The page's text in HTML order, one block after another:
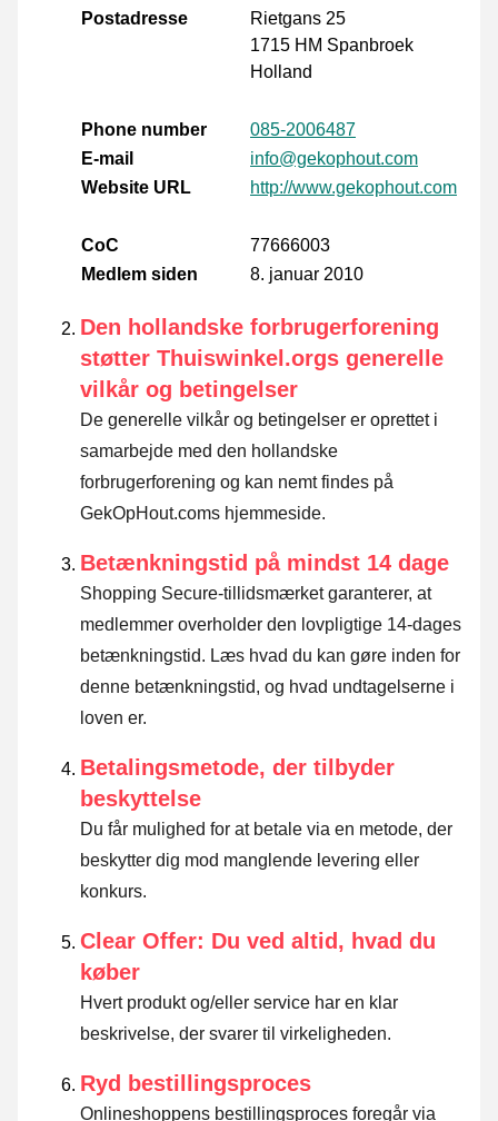
Postadresse
Rietgans 25
1715 HM Spanbroek
Holland
Phone number
085-2006487
E-mail
info@gekophout.com
Website URL
http://www.gekophout.com
CoC
77666003
Medlem siden
8. januar 2010
Den hollandske forbrugerforening
støtter Thuiswinkel.orgs generelle
vilkår og betingelser
De generelle vilkår og betingelser er oprettet i
samarbejde med den hollandske
forbrugerforening og kan nemt findes på
GekOpHout.coms hjemmeside.
Betænkningstid på mindst 14 dage
Shopping Secure-tillidsmærket garanterer, at
medlemmer overholder den lovpligtige 14-dages
betænkningstid. Læs hvad du kan gøre inden for
denne betænkningstid, og hvad undtagelserne i
loven er.
Betalingsmetode, der tilbyder
beskyttelse
Du får mulighed for at betale via en metode, der
beskytter dig mod manglende levering eller
konkurs.
Clear Offer: Du ved altid, hvad du
køber
Hvert produkt og/eller service har en klar
beskrivelse, der svarer til virkeligheden.
Ryd bestillingsproces
Onlineshoppens bestillingsproces foregår via